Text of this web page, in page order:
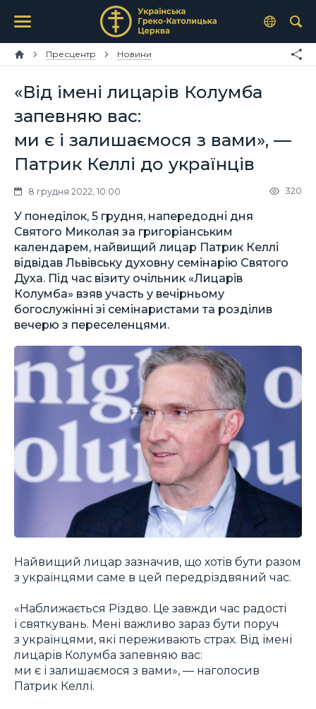
Пресцентр Новини
«Від імені лицарів Колумба
запевняю вас:
ми є і залишаємося з вами», —
Патрик Келлі до українців
8 грудня 2022, 10:00 320
У понеділок, 5 грудня, напередодні дня
Святого Миколая за григоріанським
календарем, найвищий лицар Патрик Келлі
відвідав Львівську духовну семінарію Святого
Духа. Під час візиту очільник «Лицарів
Колумба» взяв участь у вечірньому
богослужінні зі семінаристами та розділив
вечерю з переселенцями.
Найвищий лицар зазначив, що хотів бути разом
з українцями саме в цей передріздвяний час.
«Наближається Різдво. Це завжди час радості
і святкувань. Мені важливо зараз бути поруч
з українцями, які переживають страх. Від імені
лицарів Колумба запевняю вас:
ми є і залишаємося з вами», — наголосив
Патрик Келлі.